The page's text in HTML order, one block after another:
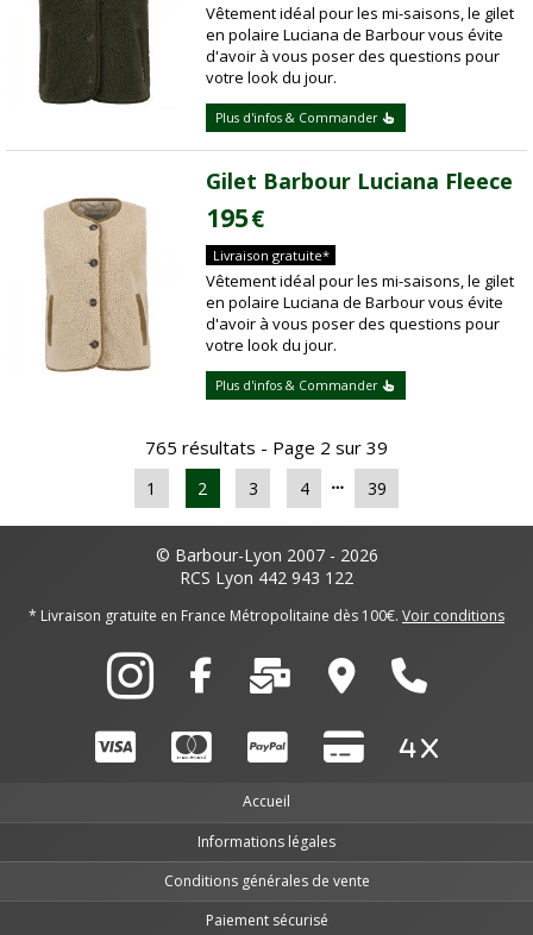
Vêtement idéal pour les mi-saisons, le gilet
en polaire Luciana de Barbour vous évite
d'avoir à vous poser des questions pour
votre look du jour.
Plus d'infos & Commander
Gilet Barbour Luciana Fleece
195€
Livraison gratuite*
Vêtement idéal pour les mi-saisons, le gilet
en polaire Luciana de Barbour vous évite
d'avoir à vous poser des questions pour
votre look du jour.
Plus d'infos & Commander
765 résultats - Page 2 sur 39
1 2 3 4 39
© Barbour-Lyon 2007 - 2026
RCS Lyon 442 943 122
* Livraison gratuite en France Métropolitaine dès 100€. Voir conditions
Accueil
Informations légales
Conditions générales de vente
Paiement sécurisé